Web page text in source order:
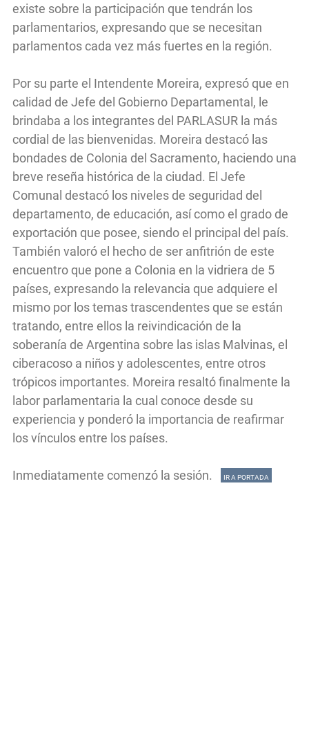
existe sobre la participación que tendrán los
parlamentarios, expresando que se necesitan
parlamentos cada vez más fuertes en la región.
Por su parte el Intendente Moreira, expresó que en
calidad de Jefe del Gobierno Departamental, le
brindaba a los integrantes del PARLASUR la más
cordial de las bienvenidas. Moreira destacó las
bondades de Colonia del Sacramento, haciendo una
breve reseña histórica de la ciudad. El Jefe
Comunal destacó los niveles de seguridad del
departamento, de educación, así como el grado de
exportación que posee, siendo el principal del país.
También valoró el hecho de ser anfitrión de este
encuentro que pone a Colonia en la vidriera de 5
países, expresando la relevancia que adquiere el
mismo por los temas trascendentes que se están
tratando, entre ellos la reivindicación de la
soberanía de Argentina sobre las islas Malvinas, el
ciberacoso a niños y adolescentes, entre otros
trópicos importantes. Moreira resaltó finalmente la
labor parlamentaria la cual conoce desde su
experiencia y ponderó la importancia de reafirmar
los vínculos entre los países.
Inmediatamente comenzó la sesión. IR A PORTADA